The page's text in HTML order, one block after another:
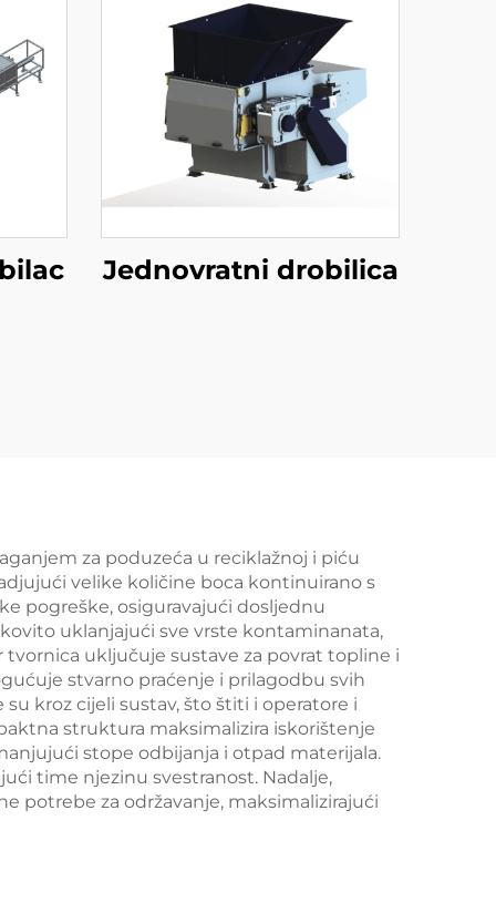
Jednovratni drobilica
za poduzeća u reciklažnoj i piću
velike količine boca kontinuirano s
pogreške, osiguravajući dosljednu
uklanjajući sve vrste kontaminanata,
uključuje sustave za povrat topline i
stvarno praćenje i prilagodbu svih
kroz cijeli sustav, što štiti i operatore i
struktura maksimalizira iskorištenje
stope odbijanja i otpad materijala.
time njezinu svestranost. Nadalje,
potrebe za održavanje, maksimalizirajući